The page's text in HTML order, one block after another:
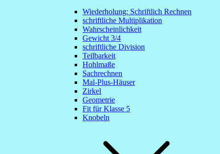
Wiederholung: Schriftlich Rechnen
schriftliche Multiplikation
Wahrscheinlichkeit
Gewicht 3/4
schriftliche Division
Teilbarkeit
Hohlmaße
Sachrechnen
Mal-Plus-Häuser
Zirkel
Geometrie
Fit für Klasse 5
Knobeln